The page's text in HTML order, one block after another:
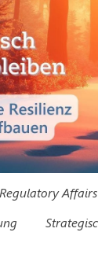
Regulatory Affairs